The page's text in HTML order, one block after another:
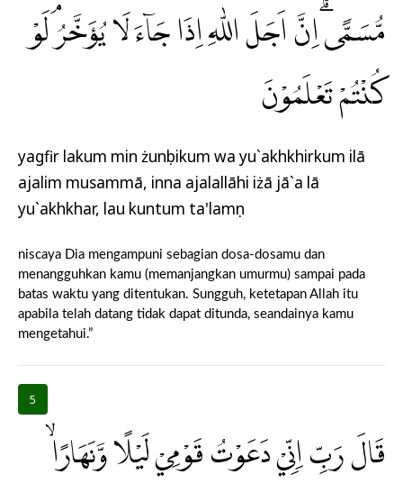
مُّسَمًّىۗ اِنَّ اَجَلَ اللّٰهِ اِذَا جَاۤءَ لَا يُؤَخَّرُۘ لَوْ
كُنْتُمْ تَعْلَمُوْنَ
yagfir lakum min żunụbikum wa yu`akhkhirkum ilā
ajalim musammā, inna ajalallāhi iżā jā`a lā
yu`akhkhar, lau kuntum ta'lamụn
niscaya Dia mengampuni sebagian dosa-dosamu dan
menangguhkan kamu (memanjangkan umurmu) sampai pada
batas waktu yang ditentukan. Sungguh, ketetapan Allah itu
apabila telah datang tidak dapat ditunda, seandainya kamu
mengetahui.”
5
قَالَ رَبِّ اِنِّيْ دَعَوْتُ قَوْمِيْ لَيْلًا وَّنَهَارًاۙ